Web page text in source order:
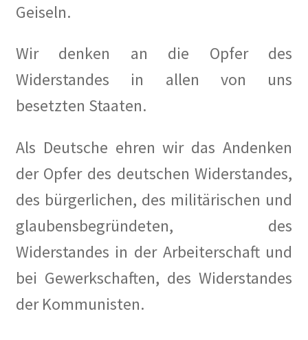
Faire Mieten in Berlin – #Bezirkstag von Lisa Paus und
Der Tagesspiegel
Kuenstlerkolonie Berlin Wilmersdorf: Vonovia
investiert in historischen Standort auf Vonovia.de
Orte – Künstlerkolonie Berlin in berlin:street
Vom Leben im „Roten Block“ der Künstlerkolonie in ND
Geiseln.
Wir denken an die Opfer des
Widerstandes in allen von uns
besetzten Staaten.
Als Deutsche ehren wir das Andenken
der Opfer des deutschen Widerstandes,
des bürgerlichen, des militärischen und
glaubensbegründeten, des
Widerstandes in der Arbeiterschaft und
bei Gewerkschaften, des Widerstandes
der Kommunisten.